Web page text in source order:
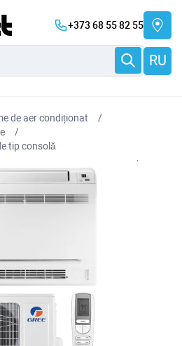
+373 68 55 82 55
RU
de aer condiționat
tip consolă